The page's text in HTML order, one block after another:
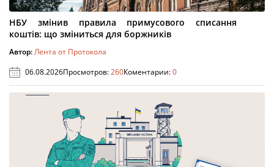
НБУ змінив правила примусового списання
коштів: що зміниться для боржників
Автор:Лента от Протокола
06.08.2026Просмотров:260Коментарии:0